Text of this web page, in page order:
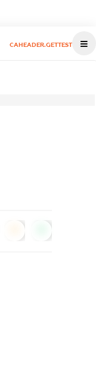
CAHEADER.GETTEST